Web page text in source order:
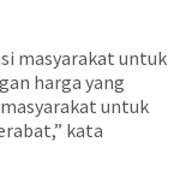
masyarakat untuk
harga yang
untuk
kata